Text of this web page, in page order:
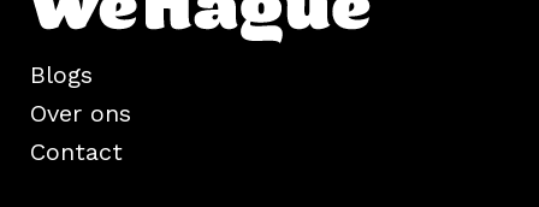
Blogs
Over ons
Contact